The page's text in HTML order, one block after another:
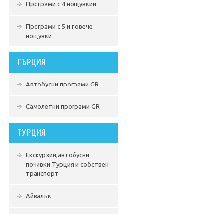
Програми с 4 нощувкии
Програми с 5 и повече
нощувки
ГЪРЦИЯ
Автобусни програми GR
Самолетни програми GR
ТУРЦИЯ
Екскурзии,автобусни
почивки Турция и собствен
транспорт
Айвалък